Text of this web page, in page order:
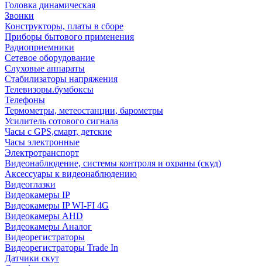
Головка динамическая
Звонки
Конструкторы, платы в сборе
Приборы бытового применения
Радиоприемники
Сетевое оборудование
Слуховые аппараты
Стабилизаторы напряжения
Телевизоры.бумбоксы
Телефоны
Термометры, метеостанции, барометры
Усилитель сотового сигнала
Часы с GPS,смарт, детские
Часы электронные
Электротранспорт
Видеонаблюдение, системы контроля и охраны (скуд)
Аксессуары к видеонаблюдению
Видеоглазки
Видеокамеры IP
Видеокамеры IP WI-FI 4G
Видеокамеры AHD
Видеокамеры Аналог
Видеорегистраторы
Видеорегистраторы Trade In
Датчики скут